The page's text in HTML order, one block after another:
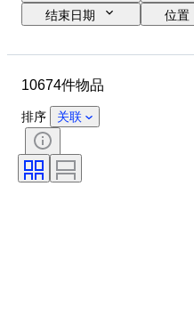
结束日期
位置
状态
课题
颜色
时代
原创作品／复制品
10674件物品
排序 关联